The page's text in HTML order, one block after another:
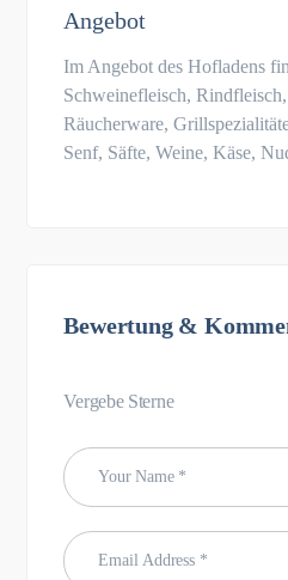
Angebot
Im Angebot des Hofladens
Schweinefleisch,
Räucherware,
Senf, Säfte, Weine, Käse,
Bewertung &
Vergebe Sterne